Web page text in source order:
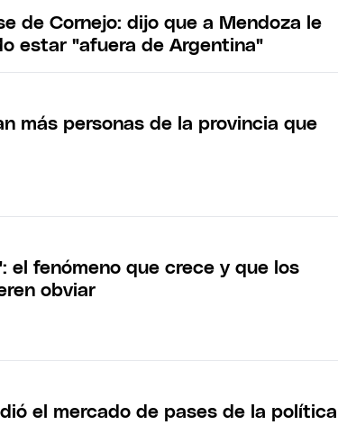
de Cornejo: dijo que a Mendoza le
estar "afuera de Argentina"
más personas de la provincia que
el fenómeno que crece y que los
obviar
el mercado de pases de la política